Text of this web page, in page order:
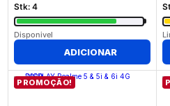
Stk: 4
Disponivel
ADICIONAR
PROMOÇÃO!